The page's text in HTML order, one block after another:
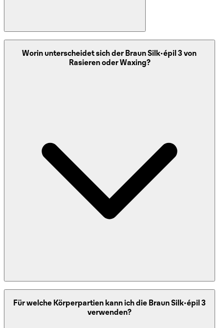
Der Braun Silk-épil 3 arbeitet mit rotierenden Pinzetten,
die Haare direkt an der Wurzel herausziehen. Bereits feine
Härchen ab etwa 0,5 mm werden erfasst, wodurch die
Worin unterscheidet sich der Braun Silk-épil 3 von
Rasieren oder Waxing?
Im Gegensatz zur Rasur entfernt Epilation Haare an der
Wurzel und verlangsamt das Nachwachsen. Gegenüber
Waxing ist die Anwendung flexibler und meist weniger
Für welche Körperpartien kann ich die Braun Silk-épil 3
verwenden?